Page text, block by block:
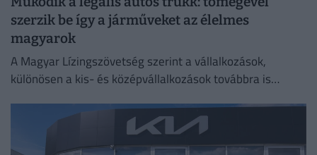
szerzik be így a járműveket az élelmes
magyarok
A Magyar Lízingszövetség szerint a vállalkozások,
különösen a kis- és középvállalkozások továbbra is